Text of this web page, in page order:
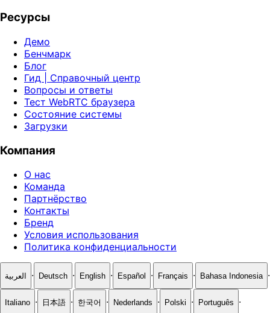
Ресурсы
Демо
Бенчмарк
Блог
Гид | Справочный центр
Вопросы и ответы
Тест WebRTC браузера
Состояние системы
Загрузки
Компания
О нас
Команда
Партнёрство
Контакты
Бренд
Условия использования
Политика конфиденциальности
العربية · Deutsch · English · Español · Français · Bahasa Indonesia ·
Italiano · 日本語 · 한국어 · Nederlands · Polski · Português ·